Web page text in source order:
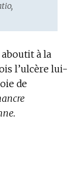
à la
l’ulcère lui-
de